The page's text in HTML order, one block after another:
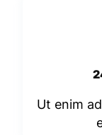
Ut enim